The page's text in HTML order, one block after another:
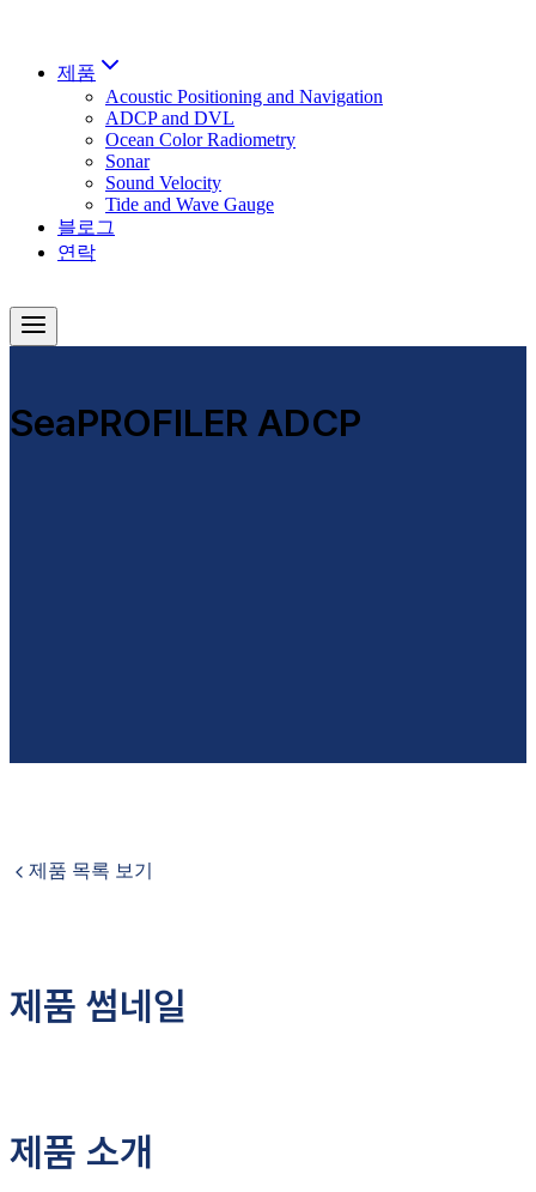
content
제품
Acoustic Positioning and Navigation
ADCP and DVL
Ocean Color Radiometry
Sonar
Sound Velocity
Tide and Wave Gauge
블로그
연락
SeaPROFILER ADCP
제품 목록 보기
제품 썸네일
제품 소개